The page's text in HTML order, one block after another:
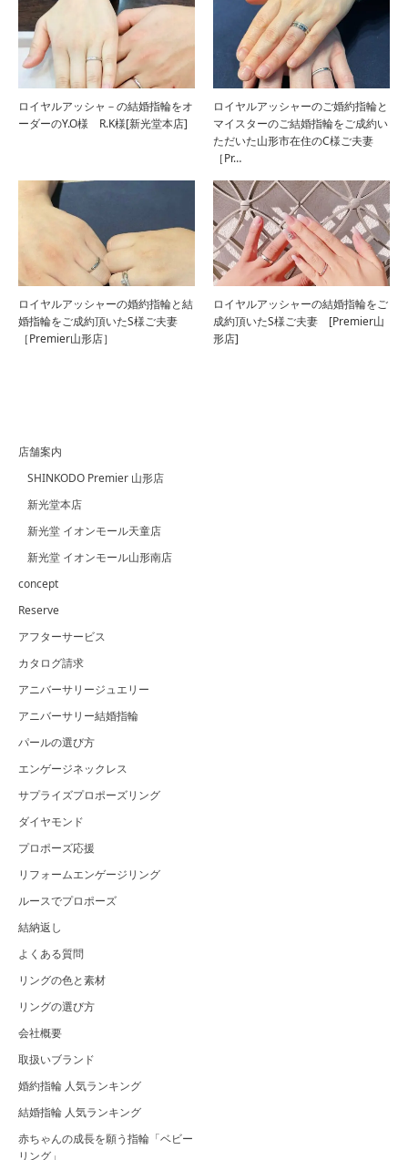
ロイヤルアッシャ－の結婚指輪をオ
ーダーのY.O様 R.K様[新光堂本店]
ロイヤルアッシャーのご婚約指輪と
マイスターのご結婚指輪をご成約い
ただいた山形市在住のC様ご夫妻
［Pr…
ロイヤルアッシャーの婚約指輪と結
婚指輪をご成約頂いたS様ご夫妻
［Premier山形店］
ロイヤルアッシャーの結婚指輪をご
成約頂いたS様ご夫妻 [Premier山
形店]
店舗案内
SHINKODO Premier 山形店
新光堂本店
新光堂 イオンモール天童店
新光堂 イオンモール山形南店
concept
Reserve
アフターサービス
カタログ請求
アニバーサリージュエリー
アニバーサリー結婚指輪
パールの選び方
エンゲージネックレス
サプライズプロポーズリング
ダイヤモンド
プロポーズ応援
リフォームエンゲージリング
ルースでプロポーズ
結納返し
よくある質問
リングの色と素材
リングの選び方
会社概要
取扱いブランド
婚約指輪 人気ランキング
結婚指輪 人気ランキング
赤ちゃんの成長を願う指輪「ベビー
リング」